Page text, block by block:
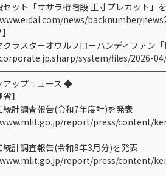
ット「ササラ桁階段 正寸プレカット」
news/backnumber/
ラスターオウルフローハンディファン「
system/files/2026-
ップニュース ◆
】
計調査報告(令和7年度計)を発表
report/press/content/
計調査報告(令和8年3月分)を発表
report/press/content/